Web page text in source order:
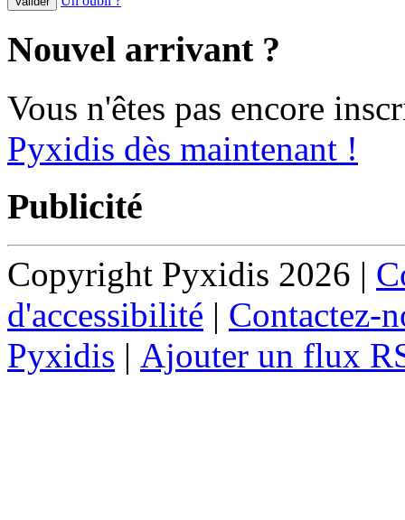
Nouvel arrivant ?
Vous n'êtes pas encore
Pyxidis dès maintenant !
Publicité
Copyright Pyxidis 2026 |
d'accessibilité | Contactez-
Pyxidis | Ajouter un flux